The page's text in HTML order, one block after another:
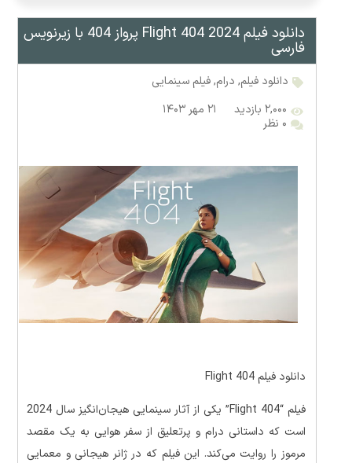
دانلود فیلم Flight 404 2024 پرواز 404 با زیرنویس
فارسی
دانلود فیلم, درام,فیلم سینمایی
۲,۰۰۰ بازدید
۲۱ مهر ۱۴۰۳
۰ نظر
دانلود فیلم Flight 404
فیلم “Flight 404” یکی از آثار سینمایی هیجان‌انگیز سال 2024
است که داستانی درام و پرتعلیق از سفر هوایی به یک مقصد
مرموز را روایت می‌کند. این فیلم که در ژانر هیجانی و معمایی